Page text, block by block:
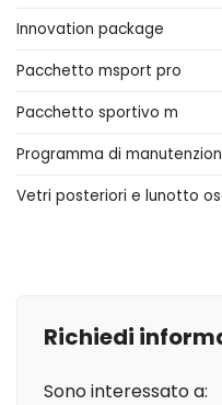
Bagagliaio apribile
Barre portabagagli
Cerchi in lega
Chiusura centralizzata
Cinture di sicurezza
Console centrale
Innovation package
Pacchetto msport pro
Pacchetto sportivo m
Programma di
Vetri posteriori e lunotto
Richiedi
Sono interessato a: